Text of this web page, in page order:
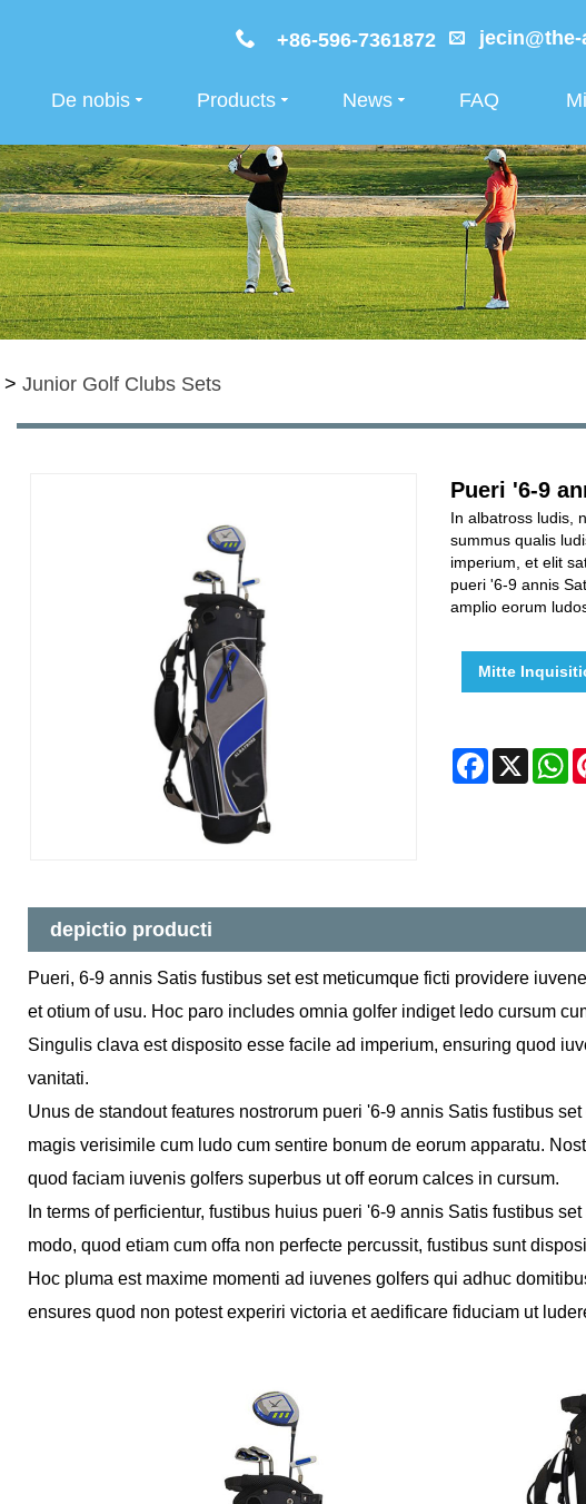
+86-596-7361872
De nobis Products News FAQ
> Junior Golf Clubs Sets
Pueri '6-9
In albatross ludis,
summus qualis
imperium, et elit
pueri '6-9 annis
amplio eorum
Mitte
Facebook
X
depictio producti
Pueri, 6-9 annis Satis fustibus set est meticumque ficti providere
et otium of usu. Hoc paro includes omnia golfer indiget ledo cursum
Singulis clava est disposito esse facile ad imperium, ensuring quod
vanitati.
Unus de standout features nostrorum pueri '6-9 annis Satis fustibus
magis verisimile cum ludo cum sentire bonum de eorum apparatu.
quod faciam iuvenis golfers superbus ut off eorum calces in cursum.
In terms of perficientur, fustibus huius pueri '6-9 annis Satis fustibus
modo, quod etiam cum offa non perfecte percussit, fustibus sunt
Hoc pluma est maxime momenti ad iuvenes golfers qui adhuc
ensures quod non potest experiri victoria et aedificare fiduciam ut